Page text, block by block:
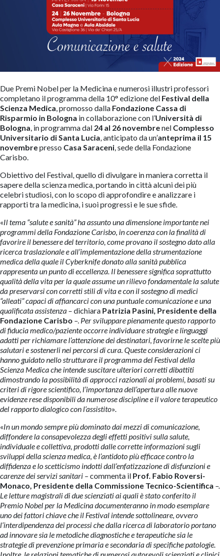
Due Premi Nobel per la Medicina e numerosi illustri professori
completano il programma della 10° edizione del Festival della
Scienza Medica , promosso dalla Fondazione Cassa di
Risparmio in Bologna in collaborazione con l’Università di
Bologna , in programma dal 24 al 26 novembrenel Complesso
Universitario di Santa Lucia , anticipato da un’anteprima il 15
novembrepresso Casa Saraceni , sede della Fondazione
Carisbo.
Obiettivo del Festival, quello di divulgare in maniera corretta il
sapere della scienza medica, portando in città alcuni dei più
celebri studiosi, con lo scopo di approfondire e analizzare i
rapporti tra la medicina, i suoi progressi e le sue sfide.
«Il tema “salute e sanità” ha assunto una dimensione importante nei
programmi della Fondazione Carisbo, in coerenza con la finalità di
favorire il benessere del territorio, come provano il sostegno dato alla
ricerca traslazionale e all’implementazione della strumentazione
medica della quale il Cyberknife donato alla sanità pubblica
rappresenta un punto di eccellenza. Il benessere significa soprattutto
qualità della vita per la quale assume un rilievo fondamentale la salute
da preservarsi con corretti stili di vita e con il sostegno di medici
“alleati” capaci di affiancarci con una puntuale comunicazione e una
qualificata assistenza – dichiara Patrizia Pasini, Presidente della
Fondazione Carisbo –. Per sviluppare pienamente questo rapporto
di fiducia medico/paziente occorre individuare strategie e linguaggi
adatti per richiamare l’attenzione dei destinatari, favorirne le scelte più
salutari e sostenerli nei percorsi di cura. Queste considerazioni ci
hanno guidato nello strutturare il programma del Festival della
Scienza Medica che intende suscitare ulteriori corretti dibattiti
dimostrando la possibilità di approcci razionali ai problemi, basati su
criteri di rigore scientifico, l’importanza dell’apertura alle nuove
evidenze rese disponibili da numerose discipline e il valore terapeutico
del rapporto dialogico con l’assistito».
«In un mondo sempre più dominato dai mezzi di comunicazione,
diffondere la consapevolezza degli effetti positivi sulla salute,
individuale e collettiva, prodotti dalle corrette informazioni sugli
sviluppi della scienza medica, è l’antidoto più efficace contro la
diffidenza e lo scetticismo indotti dall’enfatizzazione di disfunzioni e
carenze dei servizi sanitari –commenta il Prof. Fabio Roversi-
Monaco, Presidente della Commissione Tecnico-Scientifica –.
Le letture magistrali di due scienziati ai quali è stato conferito il
Premio Nobel per la Medicina documenteranno in modo esemplare
uno dei fattori chiave che il Festival intende sottolineare, ovvero
l’interdipendenza dei processi che dalla ricerca di laboratorio portano
ad innovare sia le metodiche diagnostiche e terapeutiche sia le
strategie di prevenzione primaria e secondaria di specifiche patologie.